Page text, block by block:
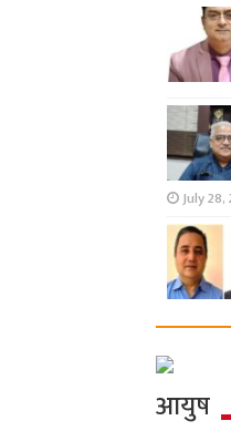
July 28,
आयुष